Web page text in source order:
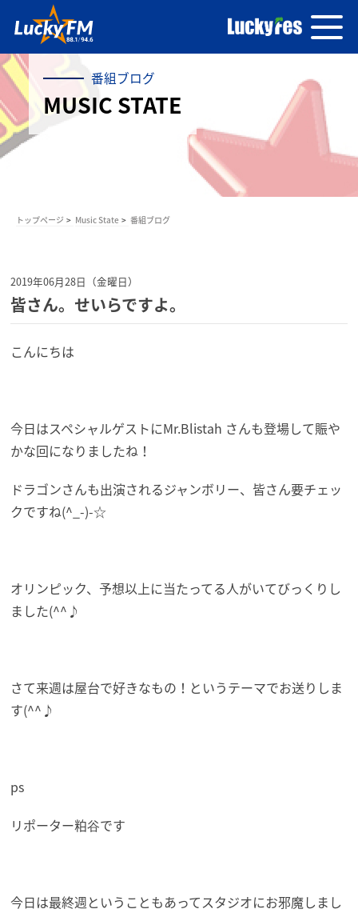
番組ブログ
MUSIC STATE
トップページ Music State 番組ブログ
2019年06月28日（金曜日）
皆さん。せいらですよ。
こんにちは
今日はスペシャルゲストにMr.Blistah さんも登場して賑や
かな回になりましたね！
ドラゴンさんも出演されるジャンボリー、皆さん要チェッ
クですね(^_-)-☆
オリンピック、予想以上に当たってる人がいてびっくりし
ました(^^♪
さて来週は屋台で好きなもの！というテーマでお送りしま
す(^^♪
ps
リポーター粕谷です
今日は最終週ということもあってスタジオにお邪魔しまし